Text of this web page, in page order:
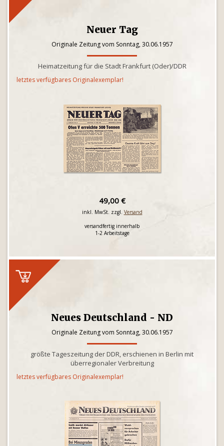
Neuer Tag
Originale Zeitung vom Sonntag, 30.06.1957
Heimatzeitung für die Stadt Frankfurt (Oder)/DDR
letztes verfügbares Originalexemplar!
49,00 €
inkl. MwSt. zzgl. Versand
versandfertig innerhalb
1-2 Arbeitstage
Neues Deutschland - ND
Originale Zeitung vom Sonntag, 30.06.1957
größte Tageszeitung der DDR, erschienen in Berlin mit
überregionaler Verbreitung
letztes verfügbares Originalexemplar!